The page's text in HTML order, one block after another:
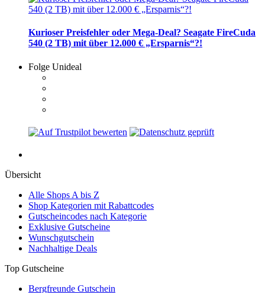
Kurioser Preisfehler oder Mega-Deal? Seagate FireCuda
540 (2 TB) mit über 12.000 € „Ersparnis“?!
Folge Unideal
Übersicht
Alle Shops A bis Z
Shop Kategorien mit Rabattcodes
Gutscheincodes nach Kategorie
Exklusive Gutscheine
Wunschgutschein
Nachhaltige Deals
Top Gutscheine
Bergfreunde Gutschein